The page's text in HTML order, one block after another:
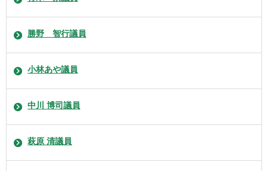
勝野 智行議員
小林あや議員
中川 博司議員
萩原 清議員